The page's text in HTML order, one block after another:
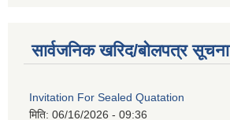
सार्वजनिक खरिद/बोलपत्र सूचना
Invitation For Sealed Quatation
मिति: 06/16/2026 - 09:36